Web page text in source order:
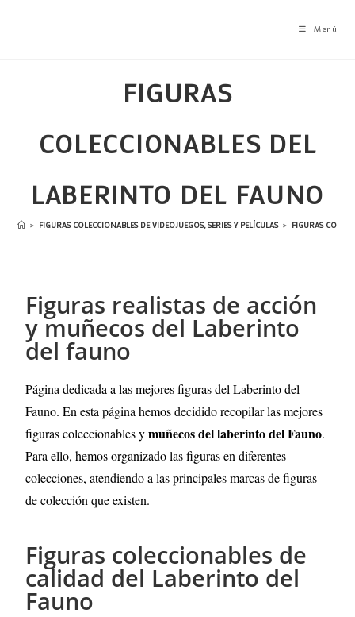
Menú
FIGURAS
COLECCIONABLES DEL
LABERINTO DEL FAUNO
> FIGURAS COLECCIONABLES DE VIDEOJUEGOS, SERIES Y PELÍCULAS > FIGURAS
Figuras realistas de acción
y muñecos del Laberinto
del fauno
Página dedicada a las mejores figuras del Laberinto del
Fauno. En esta página hemos decidido recopilar las mejores
figuras coleccionables ymuñecos del laberinto del Fauno.
Para ello, hemos organizado las figuras en diferentes
colecciones, atendiendo a las principales marcas de figuras
de colección que existen.
Figuras coleccionables de
calidad del Laberinto del
Fauno